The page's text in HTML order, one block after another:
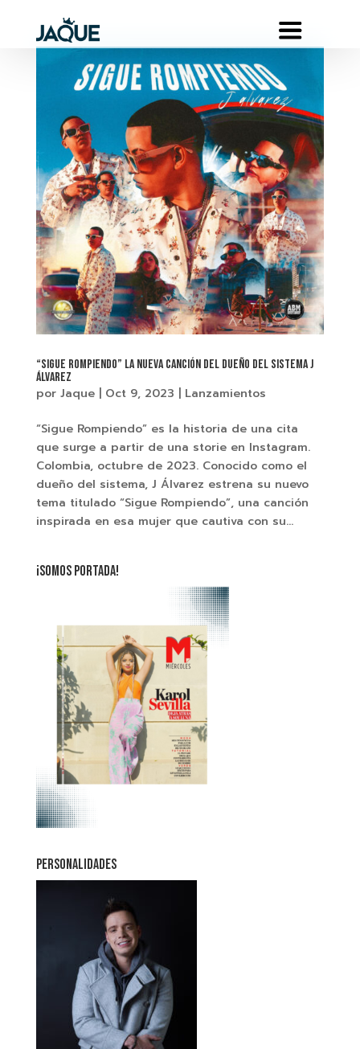
“Sigue Rompiendo” la nueva canción del dueño del sistema J
Álvarez
por Jaque| Oct 9, 2023 Lanzamientos
“Sigue Rompiendo” es la historia de una cita
que surge a partir de una storie en Instagram.
Colombia, octubre de 2023. Conocido como el
dueño del sistema, J Álvarez estrena su nuevo
tema titulado “Sigue Rompiendo”, una canción
inspirada en esa mujer que cautiva con su...
¡SOMOS PORTADA!
PERSONALIDADES